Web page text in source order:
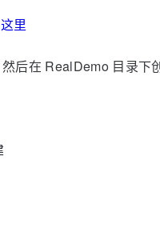
这里
后在 RealDemo 目录